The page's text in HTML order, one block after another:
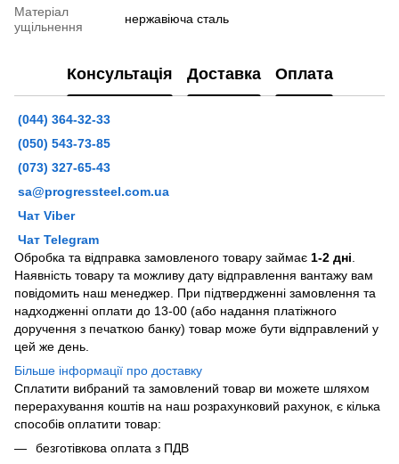
Матеріал
ущільнення
нержавіюча сталь
Консультація Доставка Оплата
(044) 364-32-33
(050) 543-73-85
(073) 327-65-43
sa@progressteel.com.ua
Чат Viber
Чат Telegram
Обробка та відправка замовленого товару займає 1-2 дні
Наявність товару та можливу дату відправлення вантажу вам
повідомить наш менеджер. При підтвердженні замовлення та
надходженні оплати до 13-00 (або надання платіжного
доручення з печаткою банку) товар може бути відправлений у
цей же день.
Більше інформації про доставку
Сплатити вибраний та замовлений товар ви можете шляхом
перерахування коштів на наш розрахунковий рахунок, є кілька
способів оплатити товар:
безготівкова оплата з ПДВ